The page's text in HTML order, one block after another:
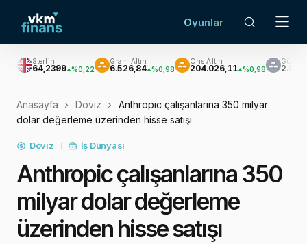
Oyunlar
Sterlin
64,2399 %0,22
Gram Altın
6.526,84 %0,98
Ons Altın
204.026,11 %0,98
Gümüş
2.961,72
Anasayfa Döviz
Anthropic çalışanlarına 350 milyar
dolar değerleme üzerinden hisse satışı
Döviz İş Dünyası
Anthropic çalışanlarına 350
milyar dolar değerleme
üzerinden hisse satışı